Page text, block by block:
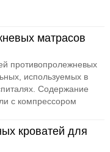
матрасов
противопролежневых
используемых в
Содержание
с компрессором
кроватей для